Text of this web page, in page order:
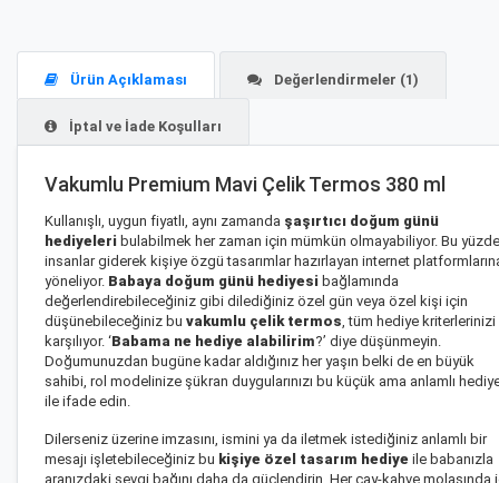
Ürün Açıklaması Değerlendirmeler (1)
İptal ve İade Koşulları
Vakumlu Premium Mavi Çelik Termos 380 ml
Kullanışlı, uygun fiyatlı, aynı zamanda şaşırtıcı doğum günü
hediyeleri bulabilmek her zaman için mümkün olmayabiliyor. Bu
insanlar giderek kişiye özgü tasarımlar hazırlayan internet
yöneliyor. Babaya doğum günü hediyesi bağlamında
değerlendirebileceğiniz gibi dilediğiniz özel gün veya özel kişi için
düşünebileceğiniz bu vakumlu çelik termos , tüm hediye kriterlerinizi
karşılıyor. ‘Babama ne hediye alabilirim?’ diye düşünmeyin.
Doğumunuzdan bugüne kadar aldığınız her yaşın belki de en büyük
sahibi, rol modelinize şükran duygularınızı bu küçük ama anlamlı
ile ifade edin.
Dilerseniz üzerine imzasını, ismini ya da iletmek istediğiniz anlamlı bir
mesajı işletebileceğiniz bu kişiye özel tasarım hediye ile babanızla
aranızdaki sevgi bağını daha da güçlendirin. Her çay-kahve molasında